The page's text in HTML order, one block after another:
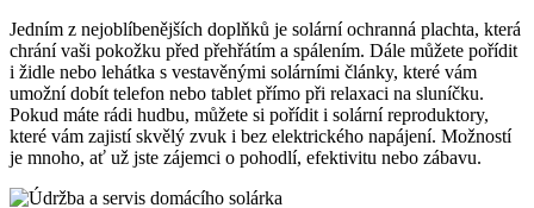
Jedním z nejoblíbenějších doplňků je solární ochranná plachta, která
chrání vaši pokožku před přehřátím a spálením. Dále můžete pořídit
i židle nebo lehátka s vestavěnými solárními články, které vám
umožní dobít telefon nebo tablet přímo při relaxaci na sluníčku.
Pokud máte rádi hudbu, můžete si pořídit i solární reproduktory,
které vám zajistí skvělý zvuk i bez elektrického napájení. Možností
je mnoho, ať už jste zájemci o pohodlí, efektivitu nebo zábavu.